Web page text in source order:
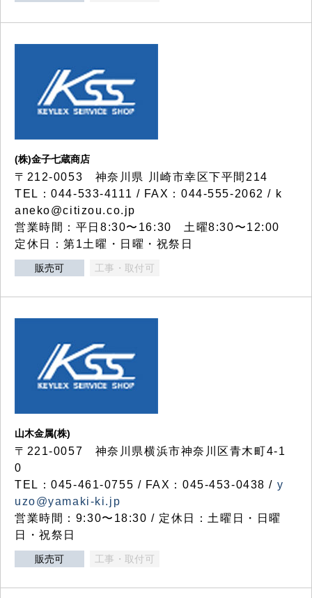
(株)金子七蔵商店
〒212-0053 神奈川県 川崎市幸区下平間214
TEL：044-533-4111 / FAX：044-555-2062 / k
aneko@citizou.co.jp
営業時間：平日8:30〜16:30 土曜8:30〜12:00
定休日：第1土曜・日曜・祝祭日
販売可 工事・取付可
山木金属(株)
〒221-0057 神奈川県横浜市神奈川区青木町4-1
0
TEL：045-461-0755 / FAX：045-453-0438 / y
uzo@yamaki-ki.jp
営業時間：9:30〜18:30 / 定休日：土曜日・日曜
日・祝祭日
販売可 工事・取付可